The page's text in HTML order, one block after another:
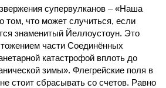
супервулканов – «Наша
том, что может случиться, если
знаменитый Йеллоустоун. Это
части Соединённых
катастрофой вплоть до
зимы». Флегрейские поля в
стоит сбрасывать со счетов. Равно